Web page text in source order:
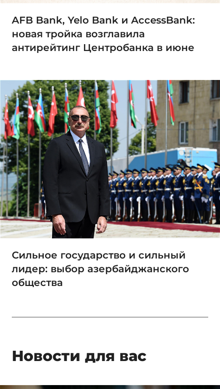
AFB Bank, Yelo Bank и AccessBank:
новая тройка возглавила
антирейтинг Центробанка в июне
Сильное государство и сильный
лидер: выбор азербайджанского
общества
Новости для вас